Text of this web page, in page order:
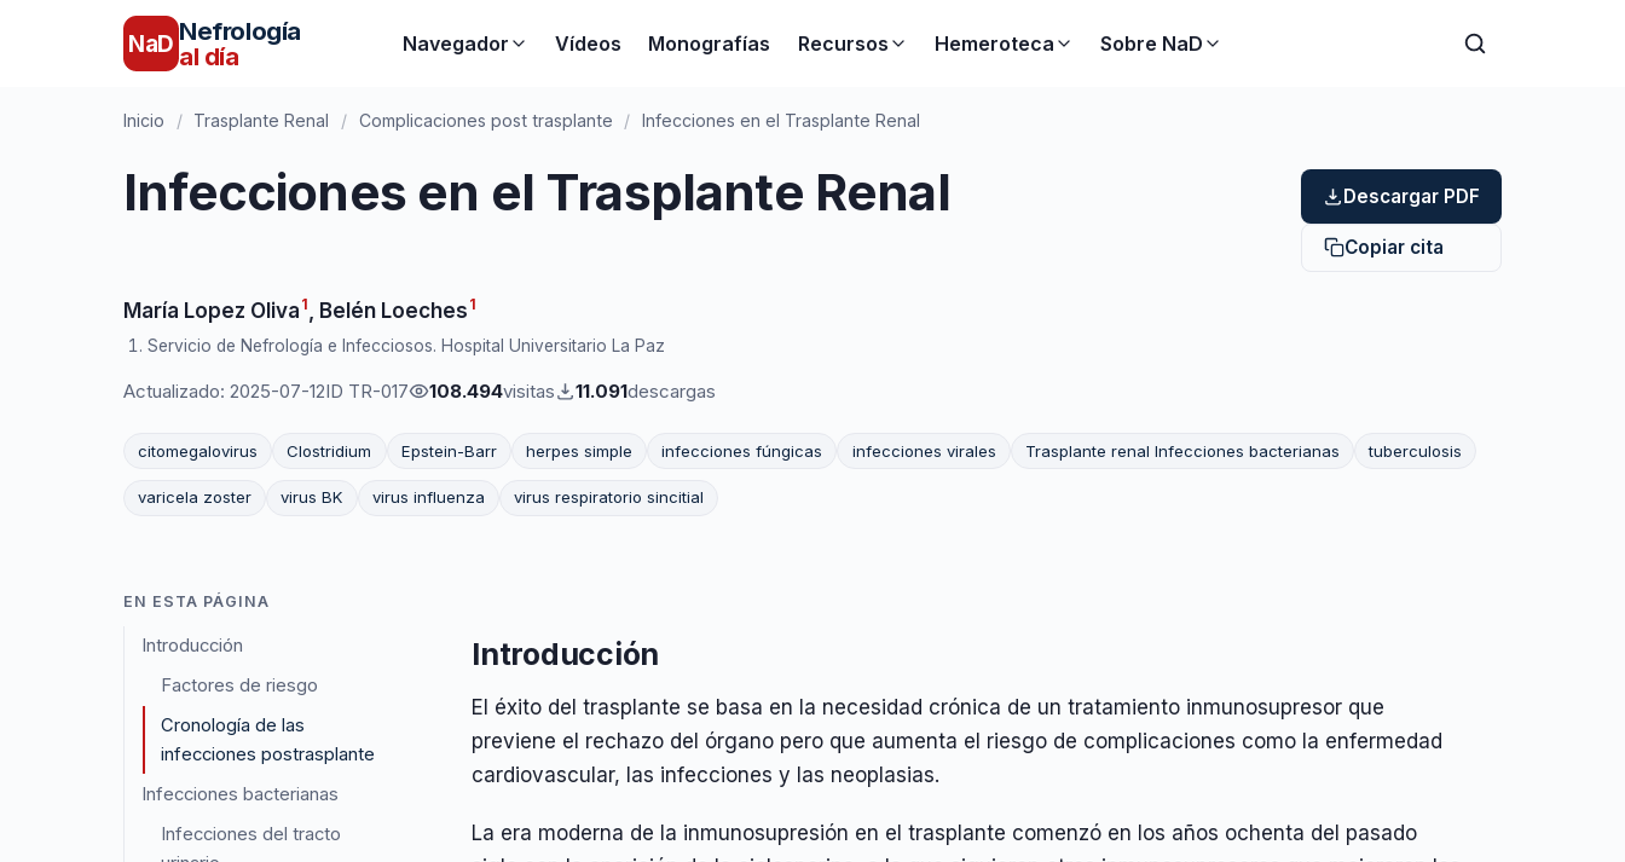
NaD Nefrología
al día
Navegador Vídeos Monografías Recursos Hemeroteca Sobre NaD
Inicio / Trasplante Renal / Complicaciones post trasplante / Infecciones en el Trasplante Renal
Infecciones en el Trasplante Renal Descargar PDF
Copiar cita
María Lopez Oliva 1 Belén Loeches 1
Servicio de Nefrología e Infecciosos. Hospital Universitario La Paz
Actualizado: 2025-07-12ID TR-017 108.494visitas 11.091descargas
citomegalovirus Clostridium Epstein-Barr herpes simple infecciones fúngicas infecciones virales Trasplante renal Infecciones bacterianas tuberculosis
varicela zoster virus BK virus influenza virus respiratorio sincitial
EN ESTA PÁGINA
Introducción
Factores de riesgo
Cronología de las
infecciones postrasplante
Infecciones bacterianas
Infecciones del tracto
Introducción
El éxito del trasplante se basa en la necesidad crónica de un tratamiento inmunosupresor que
previene el rechazo del órgano pero que aumenta el riesgo de complicaciones como la enfermedad
cardiovascular, las infecciones y las neoplasias.
La era moderna de la inmunosupresión en el trasplante comenzó en los años ochenta del pasado